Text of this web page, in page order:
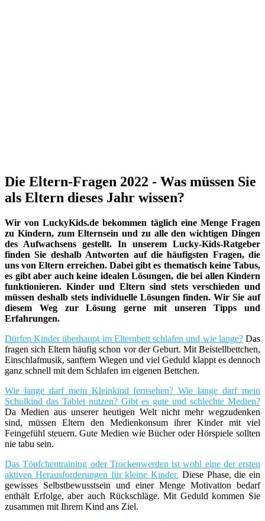
Die Eltern-Fragen 2022 - Was müssen Sie
als Eltern dieses Jahr wissen?
Wir von LuckyKids.de bekommen täglich eine Menge Fragen
zu Kindern, zum Elternsein und zu alle den wichtigen Dingen
des Aufwachsens gestellt. In unserem Lucky-Kids-Ratgeber
finden Sie deshalb Antworten auf die häufigsten Fragen, die
uns von Eltern erreichen. Dabei gibt es thematisch keine Tabus,
es gibt aber auch keine idealen Lösungen, die bei allen Kindern
funktionieren. Kinder und Eltern sind stets verschieden und
müssen deshalb stets individuelle Lösungen finden. Wir Sie auf
diesem Weg zur Lösung gerne mit unseren Tipps und
Erfahrungen.
Dürfen Kinder überhaupt im Elternbett schlafen und wie lange?Das
fragen sich Eltern häufig schon vor der Geburt. Mit Beistellbettchen,
Einschlafmusik, sanftem Wiegen und viel Geduld klappt es dennoch
ganz schnell mit dem Schlafen im eigenen Bettchen.
Wie lange darf mein Kleinkind fernsehen? Wie lange darf mein
Schulkind das Tablet nutzen? Gibt es gute und schlechte Medien?
Da Medien aus unserer heutigen Welt nicht mehr wegzudenken
sind, müssen Eltern den Medienkonsum ihrer Kinder mit viel
Feingefühl steuern. Gute Medien wie Bücher oder Hörspiele sollten
nie tabu sein.
Das Töpfchentraining oder Trockenwerden ist wohl eine der ersten
aktiven Herausforderungen für kleine Kinder. Diese Phase, die ein
gewisses Selbstbewusstsein und einer Menge Motivation bedarf
enthält Erfolge, aber auch Rückschläge. Mit Geduld kommen Sie
zusammen mit Ihrem Kind ans Ziel.